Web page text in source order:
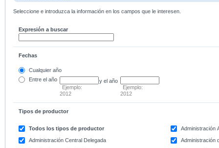
Seleccione e introduzca la información en los campos que le interesen.
Expresión a buscar
Fechas
Cualquier año
Entre el año
Ejemplo:
2012
y el año
Ejemplo:
2012
Tipos de productor
Todos los tipos de productor
Administración
Administración Central Delegada
Administración